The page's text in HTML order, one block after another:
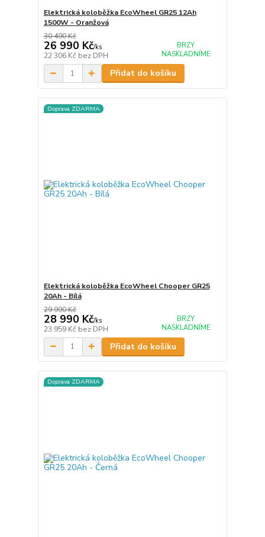
Elektrická koloběžka EcoWheel GR25 12Ah
1500W - Oranžová
30 490 Kč
26 990 Kč/ks
22 306 Kč bez DPH
BRZY
NASKLADNÍME
Přidat do košíku
Doprava ZDARMA
Elektrická koloběžka EcoWheel Chooper GR25
20Ah - Bílá
29 990 Kč
28 990 Kč/ks
23 959 Kč bez DPH
BRZY
NASKLADNÍME
Přidat do košíku
Doprava ZDARMA